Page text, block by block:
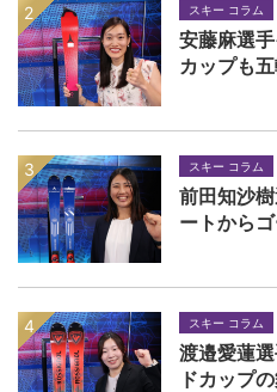
スキー コラム
安藤麻選
カップも
スキー コラム
前田知沙
ートから
スキー コラム
渡邉愛蓮
ドカップ